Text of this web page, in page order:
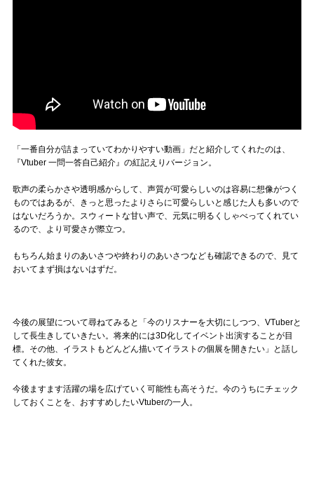
「一番自分が詰まっていてわかりやすい動画」だと紹介してくれたのは、
『Vtuber 一問一答自己紹介』の紅記えりバージョン。
歌声の柔らかさや透明感からして、声質が可愛らしいのは容易に想像がつく
ものではあるが、きっと思ったよりさらに可愛らしいと感じた人も多いので
はないだろうか。スウィートな甘い声で、元気に明るくしゃべってくれてい
るので、より可愛さが際立つ。
もちろん始まりのあいさつや終わりのあいさつなども確認できるので、見て
おいてまず損はないはずだ。
今後の展望について尋ねてみると「今のリスナーを大切にしつつ、VTuberと
して長生きしていきたい。将来的には3D化してイベント出演することが目
標。その他、イラストもどんどん描いてイラストの個展を開きたい」と話し
てくれた彼女。
今後ますます活躍の場を広げていく可能性も高そうだ。今のうちにチェック
しておくことを、おすすめしたいVtuberの一人。